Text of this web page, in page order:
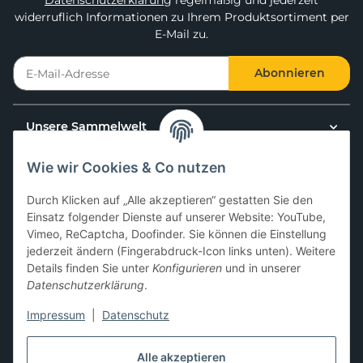
Alle akzeptieren
Wie wir Cookies & Co nutzen
Durch Klicken auf „Alle akzeptieren“ gestatten Sie den
Einsatz folgender Dienste auf unserer Website: YouTube,
Vimeo, ReCaptcha, Doofinder. Sie können die Einstellung
jederzeit ändern (Fingerabdruck-Icon links unten). Weitere
Details finden Sie unter Konfigurieren und in unserer
Datenschutzerklärung.
Impressum Datenschutz
widerruflich Informationen zu Ihrem Produktsortiment per
E-Mail zu.
Abonnieren
Unsere Sammelwelt
Kundenservice
News & Aktionen
Gesetzliche Informationen
Hier kannst du uns folgen: